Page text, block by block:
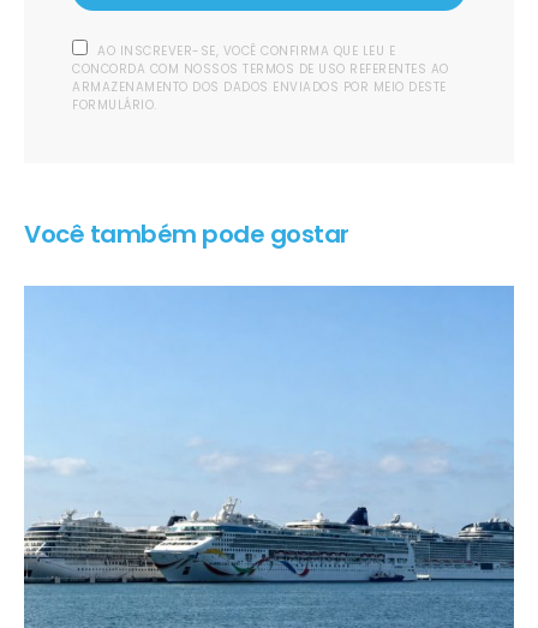
AO INSCREVER-SE, VOCÊ CONFIRMA QUE LEU E
CONCORDA COM NOSSOS TERMOS DE USO REFERENTES AO
ARMAZENAMENTO DOS DADOS ENVIADOS POR MEIO DESTE
FORMULÁRIO.
Você também pode gostar